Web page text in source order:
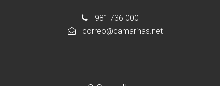
981 736 000
correo@camarinas.net